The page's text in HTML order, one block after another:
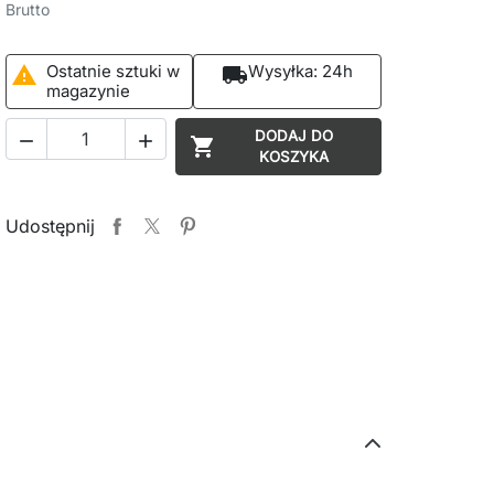
Brutto
 Ostatnie sztuki w
magazynie
local_shippingWysyłka: 24h
  
DODAJ DO
KOSZYKA
Udostępnij